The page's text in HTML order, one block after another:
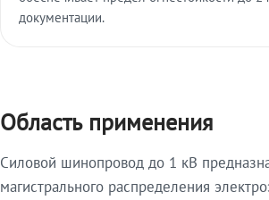
документации.
Область применения
Силовой шинопровод до 1 кВ
магистрального распределения